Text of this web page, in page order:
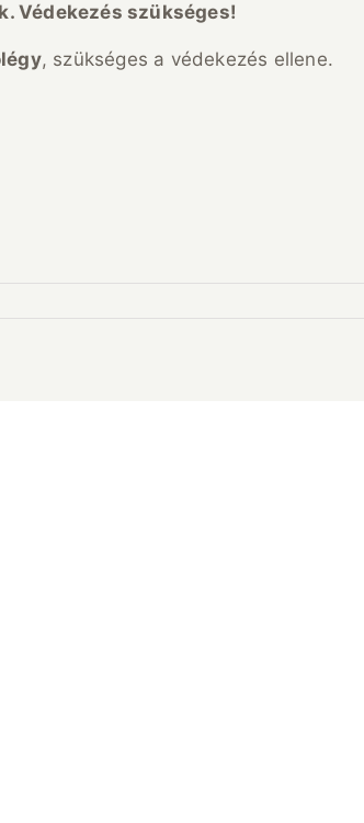
Védekezés szükséges!
, szükséges a védekezés ellene.